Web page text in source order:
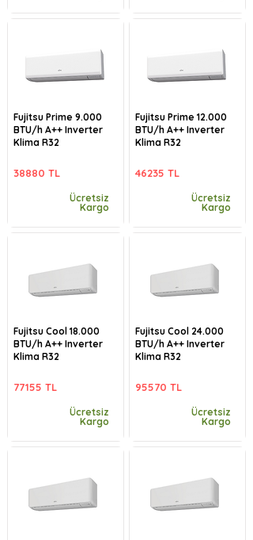
Fujitsu Prime 9.000
BTU/h A++ Inverter
Klima R32
38880 TL
Ücretsiz
Kargo
Fujitsu Cool 18.000
BTU/h A++ Inverter
Klima R32
77155 TL
Ücretsiz
Kargo
Fujitsu Prime 12.000
BTU/h A++ Inverter
Klima R32
46235 TL
Ücretsiz
Kargo
Fujitsu Cool 24.000
BTU/h A++ Inverter
Klima R32
95570 TL
Ücretsiz
Kargo